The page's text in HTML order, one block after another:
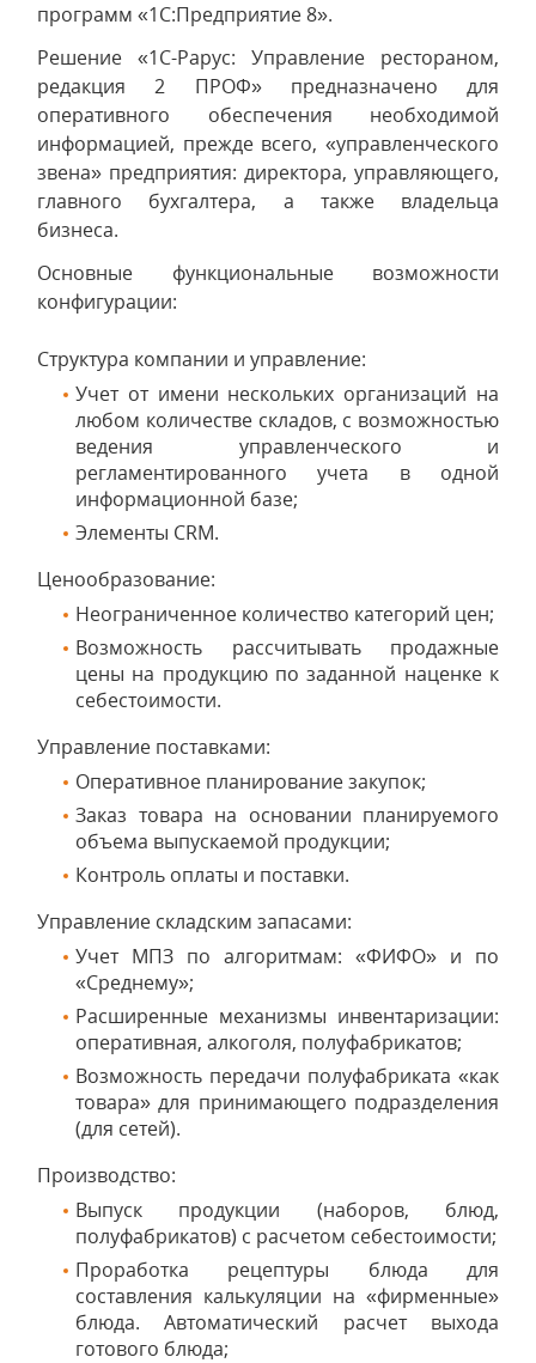
программ «1С:Предприятие 8».
Решение «1C-Рарус: Управление рестораном,
редакция 2 ПРОФ» предназначено для
оперативного обеспечения необходимой
информацией, прежде всего, «управленческого
звена» предприятия: директора, управляющего,
главного бухгалтера, а также владельца
бизнеса.
Основные функциональные возможности
конфигурации:
Структура компании и управление:
Учет от имени нескольких организаций на
любом количестве складов, с возможностью
ведения управленческого и
регламентированного учета в одной
информационной базе;
Элементы CRM.
Ценообразование:
Неограниченное количество категорий цен;
Возможность рассчитывать продажные
цены на продукцию по заданной наценке к
себестоимости.
Управление поставками:
Оперативное планирование закупок;
Заказ товара на основании планируемого
объема выпускаемой продукции;
Контроль оплаты и поставки.
Управление складским запасами:
Учет МПЗ по алгоритмам: «ФИФО» и по
«Среднему»;
Расширенные механизмы инвентаризации:
оперативная, алкоголя, полуфабрикатов;
Возможность передачи полуфабриката «как
товара» для принимающего подразделения
(для сетей).
Производство:
Выпуск продукции (наборов, блюд,
полуфабрикатов) с расчетом себестоимости;
Проработка рецептуры блюда для
составления калькуляции на «фирменные»
блюда. Автоматический расчет выхода
готового блюда;